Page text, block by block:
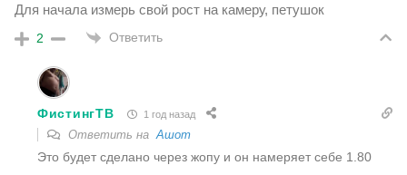
Для начала измерь свой рост на камеру, петушок
2 Ответить
ФистингТВ 1 год назад
Ответить наАшот
Это будет сделано через жопу и он намеряет себе 1.80